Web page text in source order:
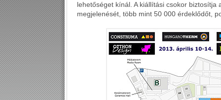
lehetőséget kínál. A kiállítási csokor
megjelenését, több mint 50 000 érdeklődőt,